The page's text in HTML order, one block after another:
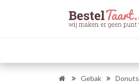
Gebak Donuts